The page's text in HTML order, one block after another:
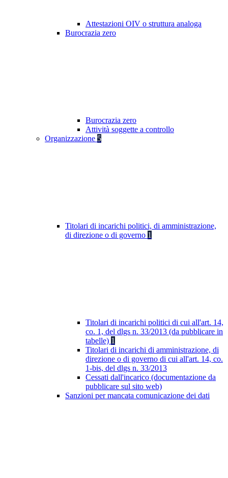
Attestazioni OIV o struttura analoga
Burocrazia zero
Burocrazia zero
Attività soggette a controllo
Organizzazione 5
Titolari di incarichi politici, di amministrazione,
di direzione o di governo 1
Titolari di incarichi politici di cui all'art. 14,
co. 1, del dlgs n. 33/2013 (da pubblicare in
tabelle) 1
Titolari di incarichi di amministrazione, di
direzione o di governo di cui all'art. 14, co.
1-bis, del dlgs n. 33/2013
Cessati dall'incarico (documentazione da
pubblicare sul sito web)
Sanzioni per mancata comunicazione dei dati